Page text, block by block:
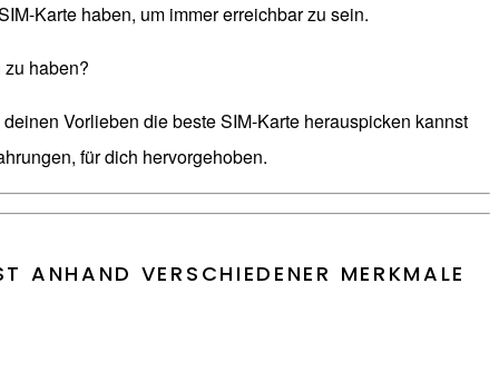
Karte haben, um immer erreichbar zu sein.
haben?
Vorlieben die beste SIM-Karte herauspicken kannst
für dich hervorgehoben.
VERSCHIEDENER MERKMALE